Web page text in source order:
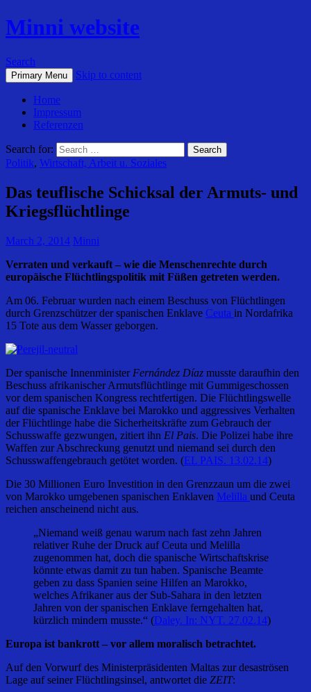
Minni website
Search
Primary Menu Skip to content
Home
Impressum
Referenzen
Search for:
Politik, Wirtschaft, Arbeit u. Soziales
Das teuflische Schicksal der Armuts- und
Kriegsflüchtlinge
March 2, 2014 Minni
Verraten und verkauft – wie die Menschenrechte durch
europäische Flüchtlingspolitik mit Füßen getreten werden.
Am 06. Februar wurden nach einem Beschuss von Flüchtlingen
durch Grenzschützer der spanischen Enklave Ceuta in Nordafrika
15 Tote aus dem Wasser geborgen.
Der spanische Innenminister Fernández Díaz musste daraufhin den
Beschuss afrikanischer Armutsflüchtlinge mit Gummigeschossen
vor dem spanischen Kongress rechtfertigen. Die Flüchtlingswelle
auf die spanische Enklave bei Marokko und aggressives Verhalten
der Flüchtlinge habe die Sicherheitskräfte zum Gebrauch der
Schusswaffe gezwungen, zitiert ihn El Pais. Die Polizei habe ihre
Waffen zur Abschreckung genutzt und niemand sei durch den
Schusswaffengebrauch getötet worden. (EL PAIS. 13.02.14)
Die 30 Millionen Euro Investition in den Grenzzaun um die zwei
von Marokko umgebenen spanischen Enklaven Melilla und Ceuta
reichen anscheinend nicht aus.
„Niemand weiß genau warum nach fast zehn Jahren
relativer Ruhe der Druck auf Ceuta und Melilla
zugenommen hat, doch die spanische Wirtschaftskrise
könnte etwas damit zu tun haben. Spanische Beamte
geben zu dass Spanien seine Hilfen an Marokko,
welches Afrikaner aus der Sub-Sahara in den letzten
Jahren von der spanischen Enklave ferngehalten hat,
kürzlich mindern musste.“ (Daley. In: NYT. 27.02.14)
Europa ist bankrott – vor allem moralisch betrachtet.
Auf den Vorwurf des Ministerpräsidenten Maltas zur desaströsen
Lage auf seiner Flüchtlingsinsel, antwortet die ZEIT: